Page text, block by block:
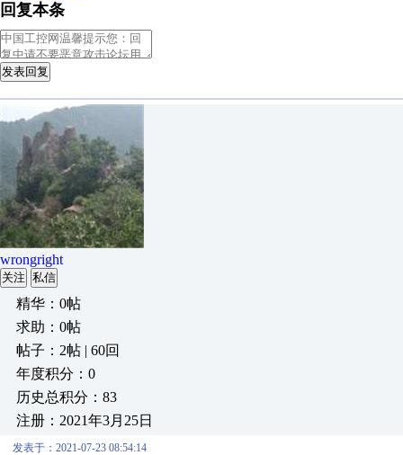
回复本条
发表回复
wrongright
关注 私信
精华：0帖
求助：0帖
帖子：2帖 | 60回
年度积分：0
历史总积分：83
注册：2021年3月25日
发表于：2021-07-23 08:54:14